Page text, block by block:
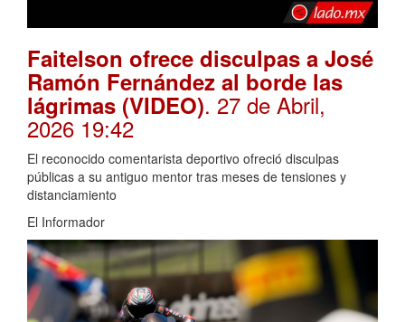
Faitelson ofrece disculpas a José
Ramón Fernández al borde las
lágrimas (VIDEO). 27 de Abril,
2026 19:42
El reconocido comentarista deportivo ofreció disculpas
públicas a su antiguo mentor tras meses de tensiones y
distanciamiento
El Informador